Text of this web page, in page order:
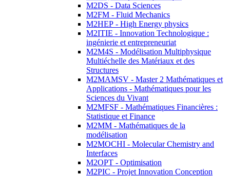
M2DS - Data Sciences
M2FM - Fluid Mechanics
M2HEP - High Energy physics
M2ITIE - Innovation Technologique :
ingénierie et entrepreneuriat
M2M4S - Modélisation Multiphysique
Multiéchelle des Matériaux et des
Structures
M2MAMSV - Master 2 Mathématiques et
Applications - Mathématiques pour les
Sciences du Vivant
M2MFSF - Mathématiques Financières :
Statistique et Finance
M2MM - Mathématiques de la
modélisation
M2MOCHI - Molecular Chemistry and
Interfaces
M2OPT - Optimisation
M2PIC - Projet Innovation Conception